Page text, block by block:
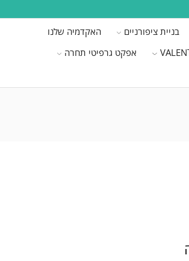
בניית ציפורניים
האקדמיה שלנו
אפקט גרפיטי תחרה